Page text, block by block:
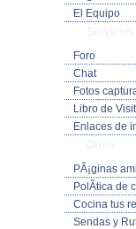
El Equipo
Foro
Chat
Fotos
Libro de
Enlaces de
PÃ¡ginas
PolÃ­tica de
Cocina tus
Sendas y